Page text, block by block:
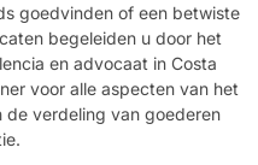
goedvinden of een betwiste
begeleiden u door het
en advocaat in Costa
voor alle aspecten van het
de verdeling van goederen